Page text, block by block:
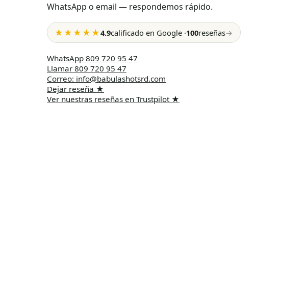
WhatsApp o email — respondemos rápido.
★★★★★4.9calificado en Google ·100reseñas→
WhatsApp 809 720 95 47
Llamar 809 720 95 47
Correo: info@babulashotsrd.com
Dejar reseña ★
Ver nuestras reseñas en Trustpilot★